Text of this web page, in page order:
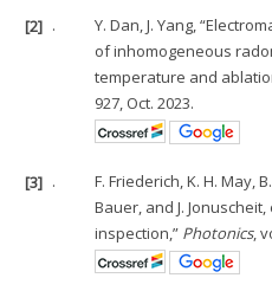
[2] .
Y. Dan, J. Yang,
of inhomogeneous
temperature and
927, Oct. 2023.
[3] .
F. Friederich, K. H. May,
Bauer, and J.
inspection,” Photonics,